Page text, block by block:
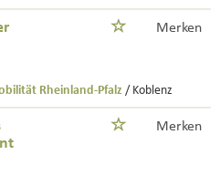
Merken
Rheinland-Pfalz / Koblenz
Merken